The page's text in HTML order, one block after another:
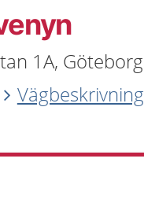
1A, Göteborg
Vägbeskrivning